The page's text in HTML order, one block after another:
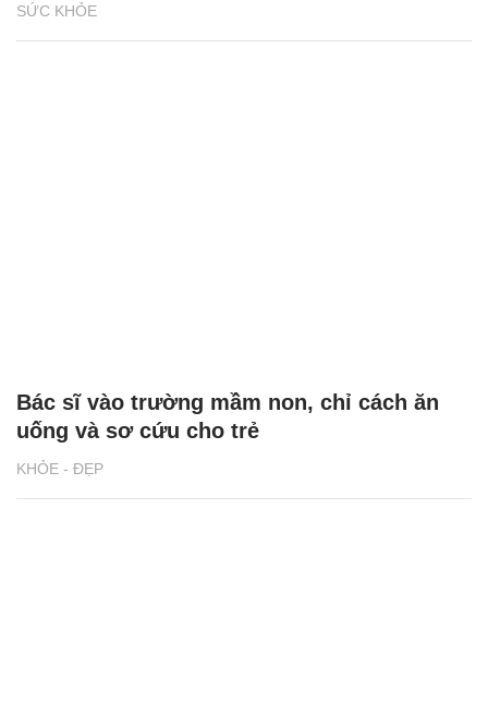
SỨC KHỎE
KHỎE - ĐẸP
Bác sĩ vào trường mầm non, chỉ cách ăn
uống và sơ cứu cho trẻ